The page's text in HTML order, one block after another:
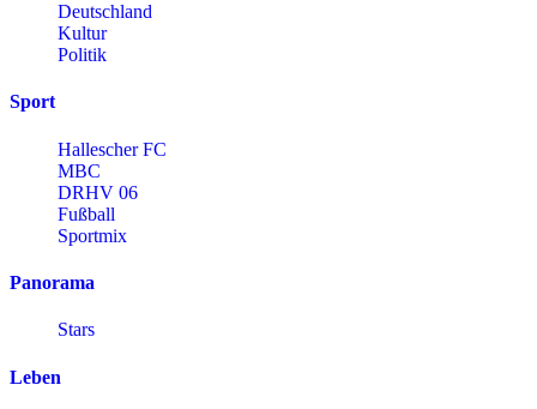
Deutschland
Kultur
Politik
Sport
Hallescher FC
MBC
DRHV 06
Fußball
Sportmix
Panorama
Stars
Leben